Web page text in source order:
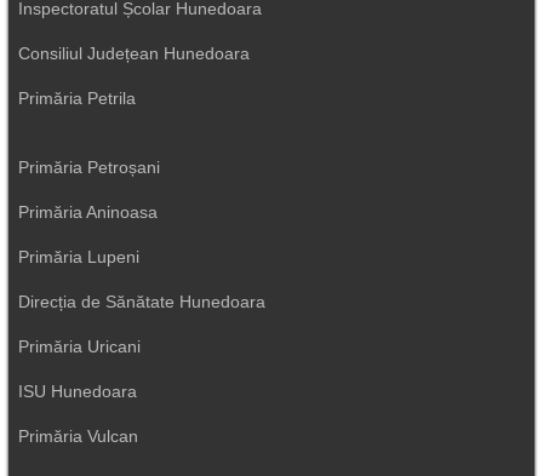
Inspectoratul Școlar Hunedoara
Consiliul Județean Hunedoara
Primăria Petrila
Primăria Petroșani
Primăria Aninoasa
Primăria Lupeni
Direcția de Sănătate Hunedoara
Primăria Uricani
ISU Hunedoara
Primăria Vulcan